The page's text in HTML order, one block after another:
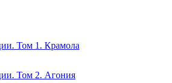
Том 1. Крамола
Том 2. Агония